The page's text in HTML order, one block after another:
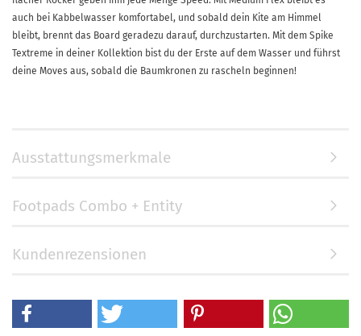
auch bei Kabbelwasser komfortabel, und sobald dein Kite am Himmel
bleibt, brennt das Board geradezu darauf, durchzustarten. Mit dem Spike
Textreme in deiner Kollektion bist du der Erste auf dem Wasser und führst
deine Moves aus, sobald die Baumkronen zu rascheln beginnen!
Ausstattungsmerkmale
Footpads Combo + Entity
Kundenrezensionen